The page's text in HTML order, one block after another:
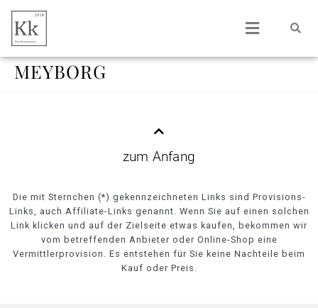
MEYBORG
zum Anfang
Die mit Sternchen (*) gekennzeichneten Links sind Provisions-
Links, auch Affiliate-Links genannt. Wenn Sie auf einen solchen
Link klicken und auf der Zielseite etwas kaufen, bekommen wir
vom betreffenden Anbieter oder Online-Shop eine
Vermittlerprovision. Es entstehen für Sie keine Nachteile beim
Kauf oder Preis.